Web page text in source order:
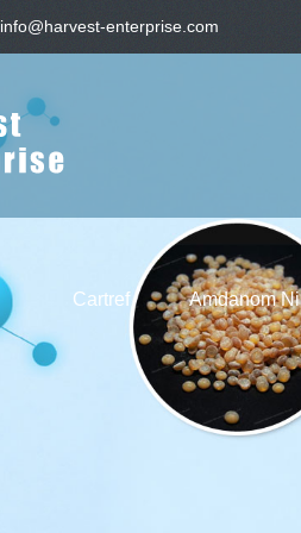
info@harvest-enterprise.com
Cartref Amdanom Ni